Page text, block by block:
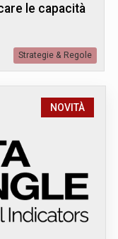
le capacità
Strategie & Regole
NOVITÀ